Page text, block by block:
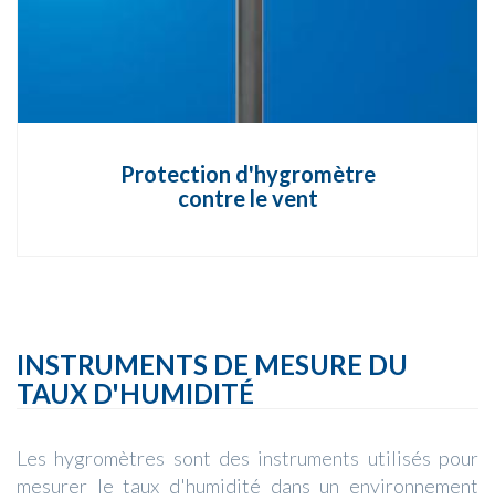
Protection d'hygromètre
contre le vent
INSTRUMENTS DE MESURE DU
TAUX D'HUMIDITÉ
Les hygromètres sont des instruments utilisés pour
mesurer le taux d'humidité dans un environnement